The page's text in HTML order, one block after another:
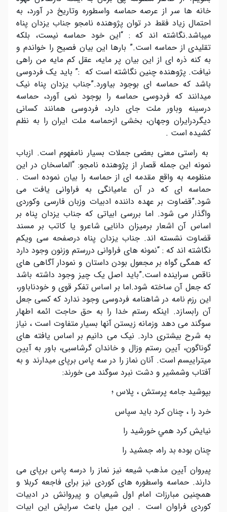
خانه ها سر از عرصه حماسه واسطوره وتاریخ در آورد، به
احتمال زیاد فقط در توان پژوهنده نامجو جناب یزدان پناه
میباشد.نگاشته اند که : “این خود حماسه نیست، بلکه
تقلیدی از حماسه است.” بارها این بیان فصیح را خواندم و
به کنه ذره ای از این بیان پر مایه، عقل کم مایه من راهی
نیافت. پژوهنده چنین نگاشته است که :” باید یک فردوسی
باشد که حماسه ای بوجود بیاورد.”جناب یزدان پناه نیک
میدانند که فردوسی حماسه را بوجود نمی آورد، حماسه
درسینه وباور ملت جای دارد، فردوسی همانند کسانی
دیگردرایران وجهان، بخشی ازحماسه ملت ایران را به نظم
کشیده است .
به راستی معنی بعضی جملات بسیار نامفهوم است. ازباب
نمونه این جمله قصار از پژوهنده نامجو: “الماسخان در این
منظومه به واقع مقدمه ای از حماسه را بیان نموده است .
حماسه ای که در آن عامیانگی به فراوانی یافت می
شود.”قضاوت بر عهده داننده ادبیات وزبان فارسی وکوردی
واگذار می شود. اما بررسی ابیاتی که جناب یزدان پناه بر
اساس آن اشعار برمیزان دانایی شاعرو یا کاتب بر مسند
قضاوت نشسته اند. جناب یزدان پناه درصفحه سی ویکم
نگاشته اند که : “نمونه های فراوانی دررستم وزنون وجود دارد
که همگی گواه بر مجعول بودن داستان و نمودار آگاهی های
ناقص سراینده است.”باید اصل یک چیز وجود داشته باشد
که جعل آن ساخته شود.اما بر اساس تفکر قوی و خودناباور،
این رزم نامه در شاهنامه فردوسی وجود ندارد که کسی جعل
آن رابسازد. اینکه رستم خدا را به حق حاجت ائمه اطهار
سوگند می دهد وزمانه زیستن آنها بسیار متفاوت است ، نیاز
به شرح بیشتری دارد. نیک می دانیم بر اساس یافته های
گوناگون، آیین رستم وزال و خاندان گرشاسبی، باور به آیین
میتراییسم است. آنان نماز را در سه پاس برپای میدارند و به
آفتاب وشمشیر و دشت نبرد سوگند می خورند:
بپوشيد جامه پرستش ، پلاس ؛
خرد را ، چنان کرد بايد سپاس
نيايش کرد همي خورشيد را
چنان بوده بد راه، جمشيد را
پیروان آیین مذهب شیعه نیز نماز را درسه پاس برپای می
دارند. حماسه واسطوره های کوردی نیز برای فاجعه کربلا و
همچنین مبارزات امام اول شیعیان و پیروانش در ادبیات
کوردی فراوان است . این میل باعث سرایش این ابیات